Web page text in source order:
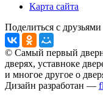
Карта сайта
Поделиться с друзьями
© Самый первый
дверях, уставноке
и многое другое о
Дизайн разработан —